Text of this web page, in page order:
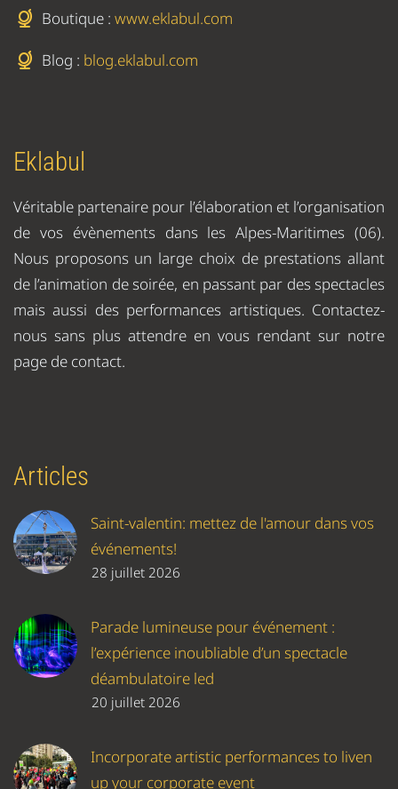
Boutique : www.eklabul.com
Blog : blog.eklabul.com
Eklabul
Véritable partenaire pour l’élaboration et l’organisation
de vos évènements dans les Alpes-Maritimes (06).
Nous proposons un large choix de prestations allant
de l’animation de soirée, en passant par des spectacles
mais aussi des performances artistiques. Contactez-
nous sans plus attendre en vous rendant sur notre
page de contact.
Articles
Saint-valentin: mettez de l'amour dans vos
événements!
28 juillet 2026
Parade lumineuse pour événement :
l’expérience inoubliable d’un spectacle
déambulatoire led
20 juillet 2026
Incorporate artistic performances to liven
up your corporate event